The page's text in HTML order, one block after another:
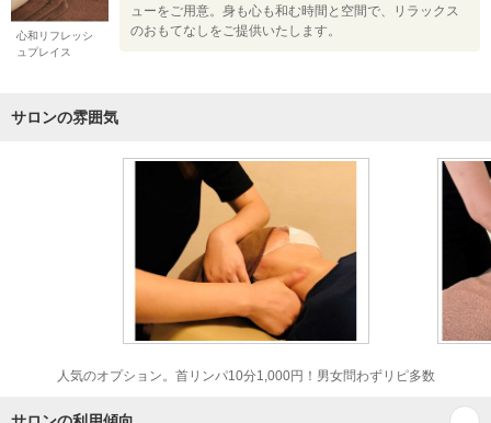
心和リフレッシ
ュプレイス
ューをご用意。身も心も和む時間と空間で、リラックス
のおもてなしをご提供いたします。
サロンの雰囲気
人気のオプション。首リンパ10分1,000円！男女問わずリピ多数